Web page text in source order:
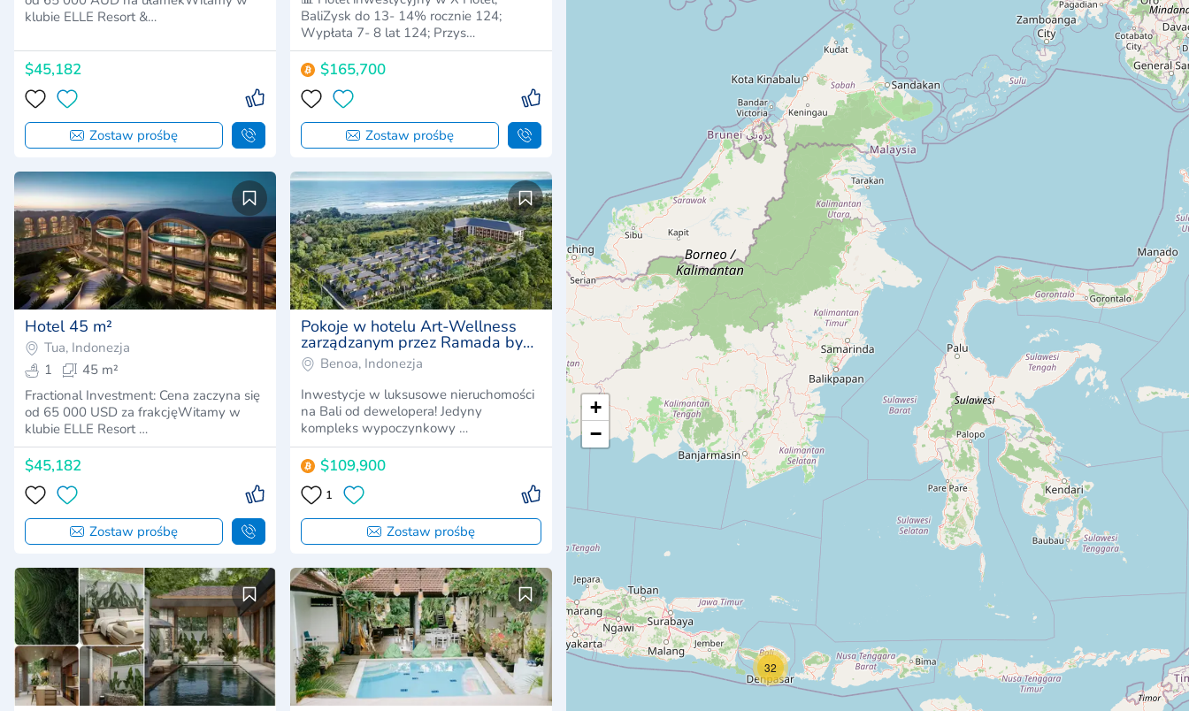
klubie ELLE Resort &…
$45,182
Zostaw prośbę
BaliZysk do 13- 14% rocznie 124;
Wypłata 7- 8 lat 124; Przys…
$165,700
Zostaw prośbę
Hotel 45 m²
Tua, Indonezja
1
45 m²
Fractional Investment: Cena zaczyna się
od 65 000 USD za frakcjęWitamy w
klubie ELLE Resort …
$45,182
Zostaw prośbę
Pokoje w hotelu Art-Wellness
zarządzanym przez Ramada by
Wyndham.
Benoa, Indonezja
Inwestycje w luksusowe nieruchomości
na Bali od dewelopera! Jedyny
kompleks wypoczynkowy …
$109,900
1
Zostaw prośbę
32
+
−